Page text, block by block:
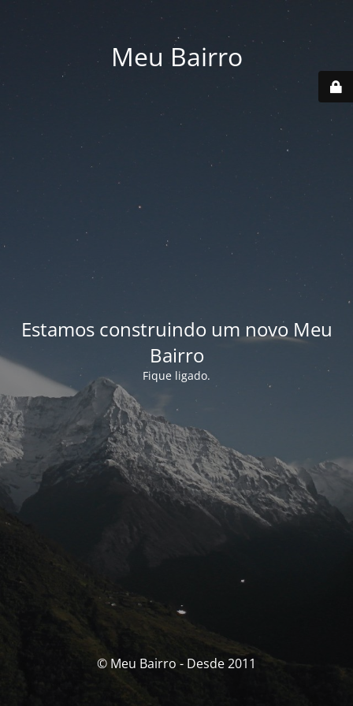
Meu Bairro
Estamos construindo um novo Meu
Bairro
Fique ligado.
© Meu Bairro - Desde 2011